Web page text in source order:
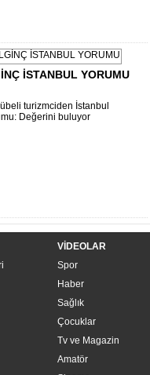
İSTANBUL YORUMU
turizmciden İstanbul
Değerini buluyor
VİDEOLAR
Spor
Haber
Sağlık
Çocuklar
Tv ve Magazin
Amatör